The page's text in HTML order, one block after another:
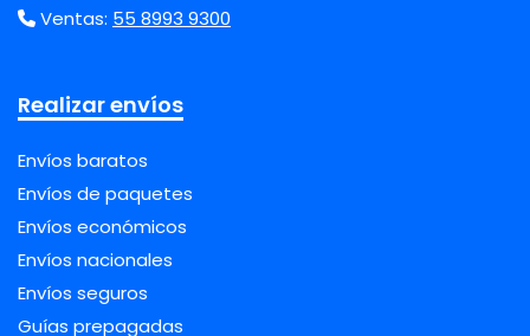
Ventas: 55 8993 9300
Realizar envíos
Envíos baratos
Envíos de paquetes
Envíos económicos
Envíos nacionales
Envíos seguros
Guías prepagadas